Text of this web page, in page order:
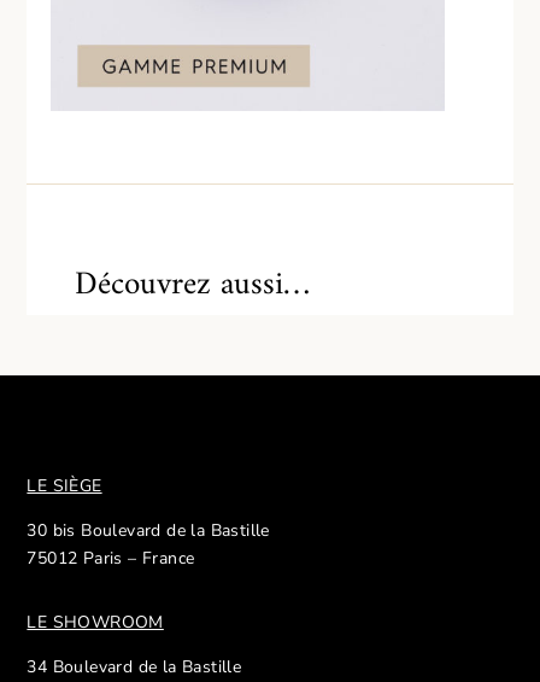
Découvrez aussi…
LE SIÈGE
30 bis Boulevard de la Bastille
75012 Paris – France
LE SHOWROOM
34 Boulevard de la Bastille